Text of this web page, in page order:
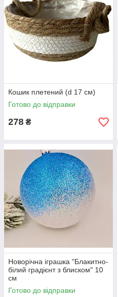
Кошик плетений (d 17 см)
Готово до відправки
278 ₴
Новорічна іграшка "Блакитно-
білий градієнт з блиском" 10
см
Готово до відправки